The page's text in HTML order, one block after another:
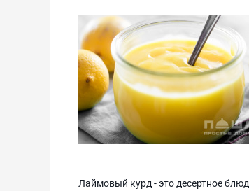
Лаймовый курд - это десертное